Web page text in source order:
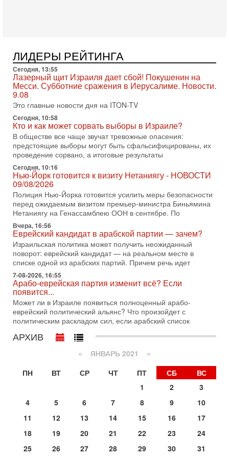
В эфире ITON-TV доктор Эльдар Намазов , историк,
политолог, в прошлом – помощник Президента
Азербайджана Гейдара Алиева . Ведет программу
Александр
3-08-2026, 11:09
Выборы в Израиле в опасности?! ШАБАК формирует
спецотдел
В этом выпуске мы разбираем одну из самых тревожных
тем израильской политики. Известно, что израильская
Служба общей безопасности (ШАБАК) создала
3-08-2026, 08:32
Трамп и Иран: последний шанс - НОВОСТИ
03/08/2026
Президент США Дональд Трамп объявил о возобновлении
переговоров с Ираном, но Тегеран пока не подтвердил
готовность к диалогу. По словам американского
2-08-2026, 08:42
Трамп отменил удар по Ирану - НОВОСТИ
02/08/2026
Президент США Дональд Трамп сегодня заявил об отмене
подготовленного удара по Ирану после обращений
Тегерана и других стран региона. По его словам,
«Русский голос» Израиля: кто заберет его на этот
раз?
Голоса русскоязычных репатриантов не раз кардинально
меняли политический ландшафт Израиля. Достаточно
вспомнить взлет партии «Исраэль ба-алия», когда
Тайны закрытых дверей: о чём на самом деле
молчат Трамп и Нетаньяху?
Недавний визит премьер-министра Израиля Биньямина
Нетаньяху в США и его встреча с Дональдом Трампом
оставили больше вопросов, чем ответов. Полная
Иран готовит покушение на Нетаниягу! Трамп не
хочет эскалации, но КСИР готовит взрыв!
В эфире телеканала ITON-TV СЕРГЕЙ МИГДАЛЬ, эксперт
по вопросам безопасности, офицер запаса
Международного управления полиции Израиля, автор
31-07-2026, 09:02
ЛИДЕРЫ РЕЙТИНГА
Сегодня, 13:55
Лазерный щит Израиля дает сбой! Покушенин на
Месси. Субботние сражения в Иерусалиме. Новости.
9.08
Это главные новости дня на ITON-TV
Сегодня, 10:58
Кто и как может сорвать выборы в Израиле?
В обществе все чаще звучат тревожные опасения:
предстоящие выборы могут быть сфальсифицированы, их
проведение сорвано, а итоговые результаты
Сегодня, 10:16
Нью-Йорк готовится к визиту Нетаниягу - НОВОСТИ
09/08/2026
Полиция Нью-Йорка готовится усилить меры безопасности
перед ожидаемым визитом премьер-министра Биньямина
Нетаниягу на Генассамблею ООН в сентябре. По
Вчера, 16:56
Еврейский кандидат в арабской партии — зачем?
Израильская политика может получить неожиданный
поворот: еврейский кандидат — на реальном месте в
списке одной из арабских партий. Причем речь идет
7-08-2026, 16:55
Арабо-еврейская партия изменит всё? Если
появится...
Может ли в Израиле появиться полноценный арабо-
еврейский политический альянс? Что произойдет с
политическим раскладом сил, если арабский список
АРХИВ
« ЯНВАРЬ 2021 »
ПН
ВТ СР ЧТ ПТ СБ
ВС
1
2
3
4
5 6 7 8 9
10
11
12 13 14 15 16
17
18
19 20 21 22 23
24
25
26 27 28 29 30 31